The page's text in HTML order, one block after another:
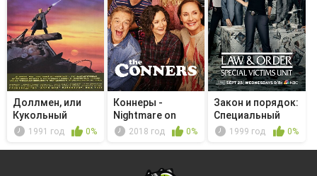
Доллмен, или
Кукольный
полицейский
1991 год 0%
Коннеры -
Nightmare on
Lunch Box Street
2018 год 0%
Закон и порядок:
Специальный
корпус -...
1999 год 0%